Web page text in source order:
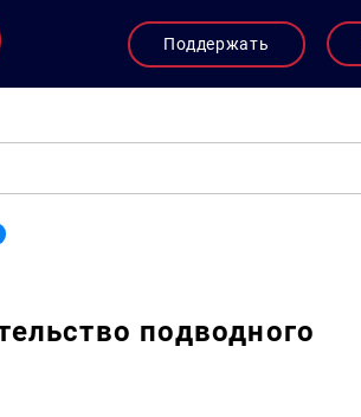
Поддержать
подводного